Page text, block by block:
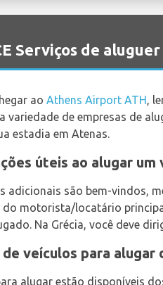
Serviços de
ao Athens Airport ATH,
variedade de empresas de
estadia em Atenas.
úteis ao alugar
adicionais são bem-vindos,
motorista/locatário
Na Grécia, você deve
veículos para alugar
alugar estão disponíveis